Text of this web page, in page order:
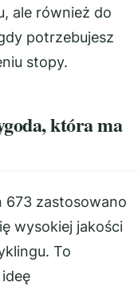
ale również do
potrzebujesz
stopy.
która ma
673 zastosowano
wysokiej jakości
To